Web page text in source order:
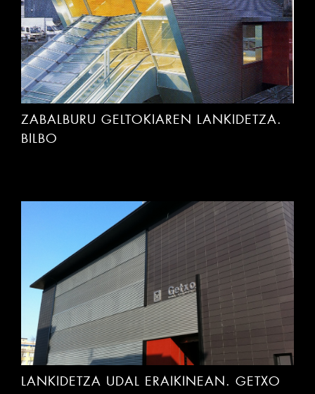
ZABALBURU GELTOKIAREN LANKIDETZA.
BILBO
LANKIDETZA UDAL ERAIKINEAN. GETXO